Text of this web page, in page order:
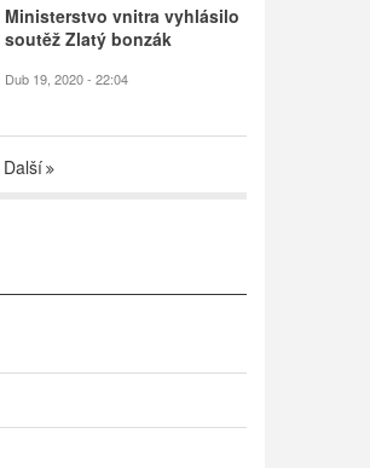
Ministerstvo vnitra vyhlásilo
soutěž Zlatý bonzák
Dub 19, 2020 - 22:04
Další